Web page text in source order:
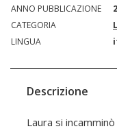
ANNO PUBBLICAZIONE
CATEGORIA
LINGUA
Descrizione
Laura si